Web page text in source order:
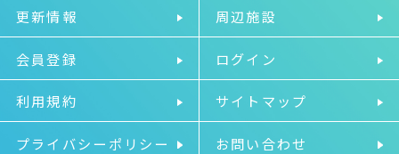
更新情報 周辺施設
会員登録 ログイン
利用規約 サイトマップ
プライバシーポリシー お問い合わせ